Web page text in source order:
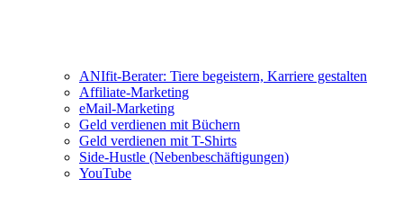
ANIfit-Berater: Tiere begeistern, Karriere gestalten
Affiliate-Marketing
eMail-Marketing
Geld verdienen mit Büchern
Geld verdienen mit T-Shirts
Side-Hustle (Nebenbeschäftigungen)
YouTube